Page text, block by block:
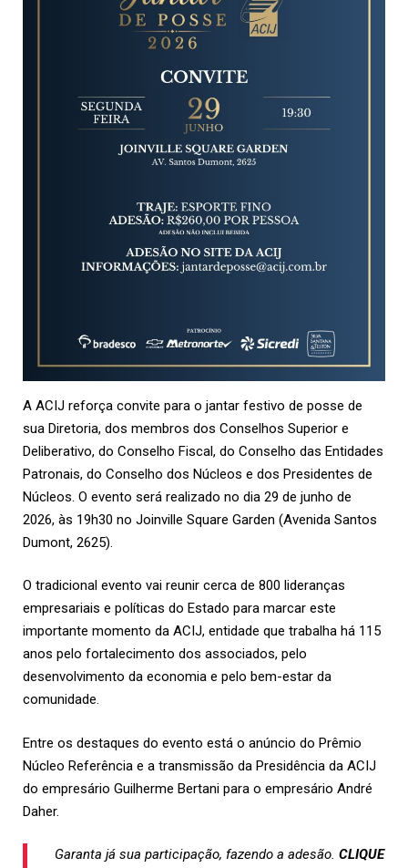
A ACIJ reforça convite para o jantar festivo de posse de
sua Diretoria, dos membros dos Conselhos Superior e
Deliberativo, do Conselho Fiscal, do Conselho das Entidades
Patronais, do Conselho dos Núcleos e dos Presidentes de
Núcleos. O evento será realizado no dia 29 de junho de
2026, às 19h30 no Joinville Square Garden (Avenida Santos
Dumont, 2625).
O tradicional evento vai reunir cerca de 800 lideranças
empresariais e políticas do Estado para marcar este
importante momento da ACIJ, entidade que trabalha há 115
anos pelo fortalecimento dos associados, pelo
desenvolvimento da economia e pelo bem-estar da
comunidade.
Entre os destaques do evento está o anúncio do Prêmio
Núcleo Referência e a transmissão da Presidência da ACIJ
do empresário Guilherme Bertani para o empresário André
Daher.
Garanta já sua participação, fazendo a adesão. CLIQUE